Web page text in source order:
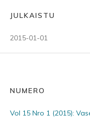
JULKAISTU
2015-01-01
NUMERO
Vol 15 Nro 1 (2015):